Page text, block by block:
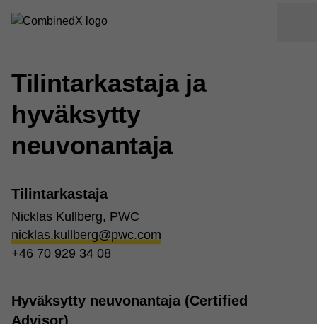
Tilintarkastaja ja
hyväksytty
neuvonantaja
Tilintarkastaja
Nicklas Kullberg, PWC
nicklas.kullberg@pwc.com
+46 70 929 34 08
Hyväksytty neuvonantaja (Certified
Advisor)